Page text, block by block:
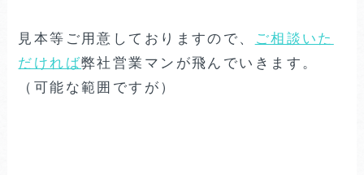
見本等ご用意しておりますので、
ご相談いた
だければ弊社営業マンが飛んでいきます。
（可能な範囲ですが）